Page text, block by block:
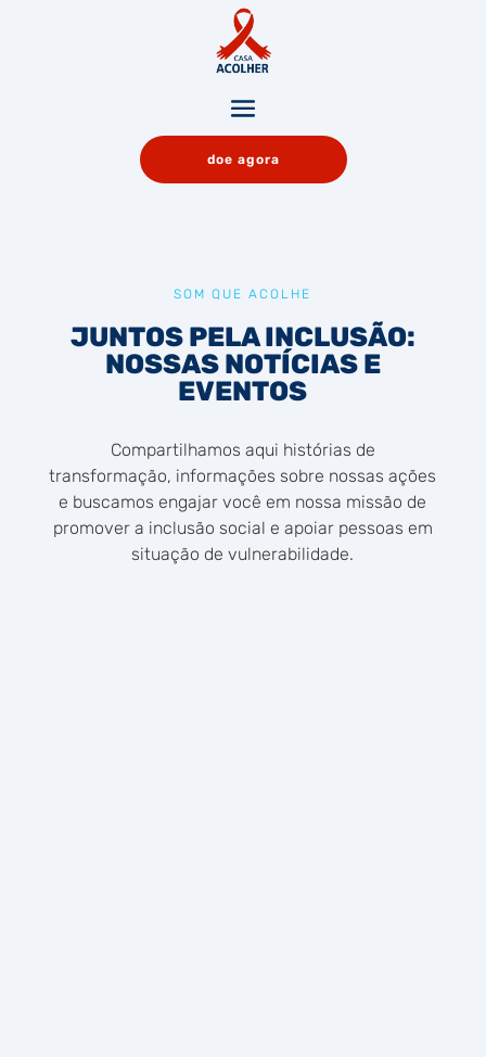
doe agora
SOM QUE ACOLHE
JUNTOS PELA INCLUSÃO:
NOSSAS NOTÍCIAS E
EVENTOS
Compartilhamos aqui histórias de
transformação, informações sobre nossas ações
e buscamos engajar você em nossa missão de
promover a inclusão social e apoiar pessoas em
situação de vulnerabilidade.